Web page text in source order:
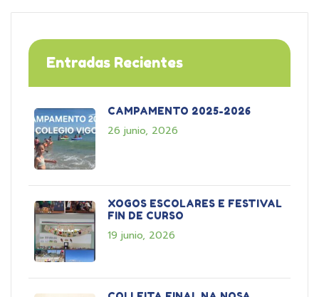
Entradas Recientes
CAMPAMENTO 2025-2026
26 junio, 2026
XOGOS ESCOLARES E FESTIVAL
FIN DE CURSO
19 junio, 2026